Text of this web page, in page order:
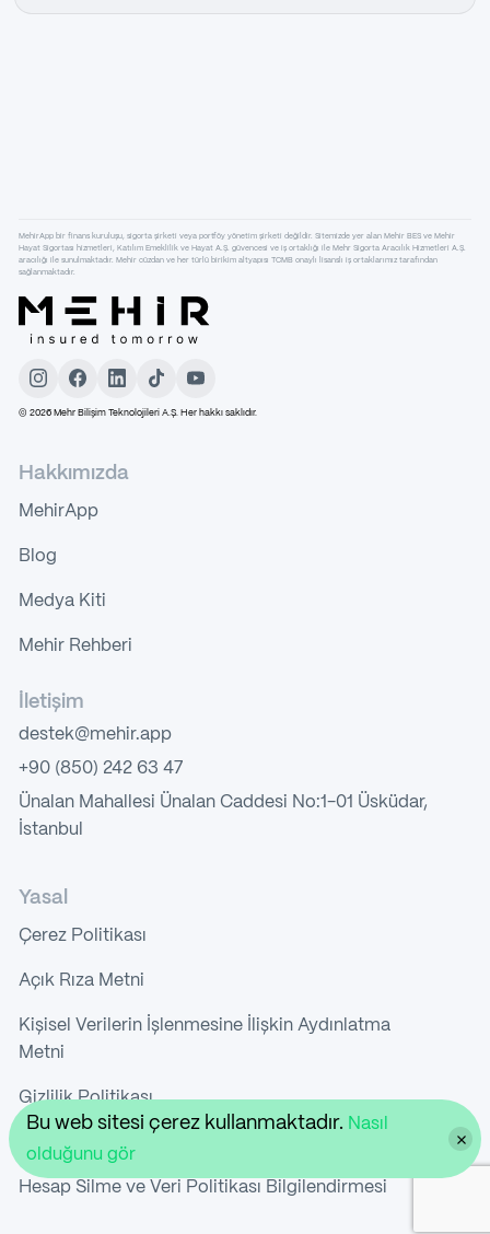
Bu web sitesi çerez kullanmaktadır. Nasıl
olduğunu gör
© 2026Mehr Bilişim Teknolojileri A.Ş. Her hakkı saklıdır.
Hakkımızda
MehirApp
Blog
Medya Kiti
Mehir Rehberi
İletişim
destek@mehir.app
+90 (850) 242 63 47
Ünalan Mahallesi Ünalan Caddesi No:1-01 Üsküdar,
İstanbul
Yasal
Çerez Politikası
Açık Rıza Metni
Kişisel Verilerin İşlenmesine İlişkin Aydınlatma
Metni
Gizlilik Politikası
Kullanıcı Sözleşmesi
Hesap Silme ve Veri Politikası Bilgilendirmesi
MehirApp bir finans kuruluşu, sigorta şirketi veya portföy yönetim şirketi değildir. Sitemizde yer alan Mehir BES ve Mehir
Hayat Sigortası hizmetleri, Katılım Emeklilik ve Hayat A.Ş. güvencesi ve iş ortaklığı ile Mehr Sigorta Aracılık Hizmetleri A.Ş.
aracılığı ile sunulmaktadır. Mehir cüzdan ve her türlü birikim altyapısı TCMB onaylı lisanslı iş ortaklarımız tarafından
sağlanmaktadır.